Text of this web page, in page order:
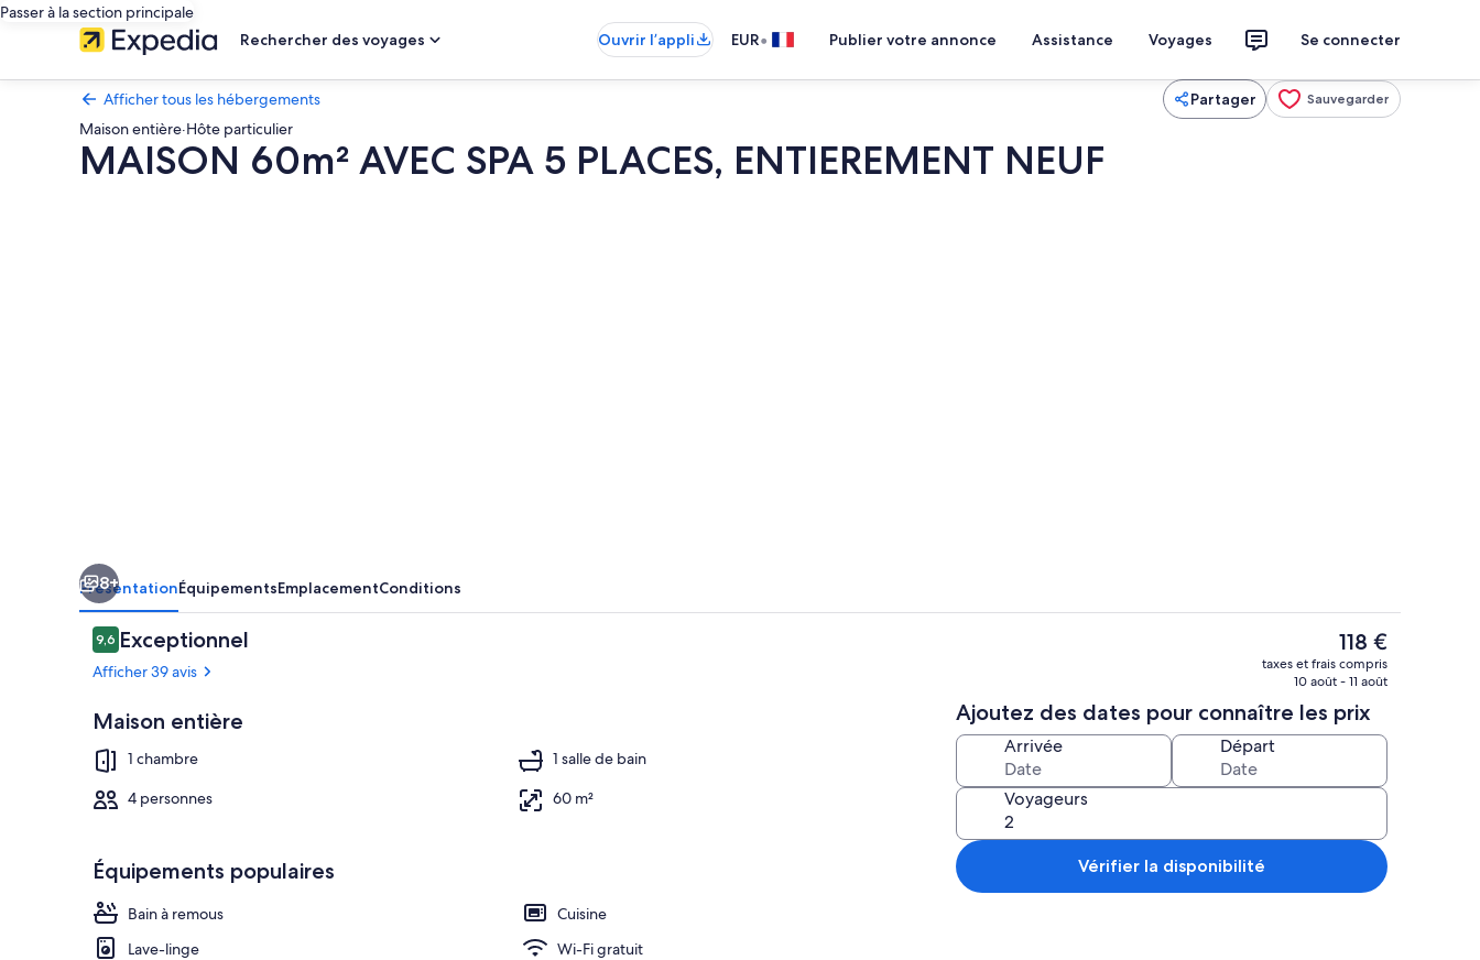
Passer à la section principale
Rechercher des voyages
Ouvrir l’appli EUR• Publier votre annonce Assistance Voyages Se connecter
Afficher tous les hébergements Partager Sauvegarder
Maison entière·Hôte particulier
MAISON 60m² AVEC SPA 5 PLACES, ENTIEREMENT NEUF
NEUF
Restauration extérieure
8+
PrésentationÉquipementsEmplacementConditions
Avis
voyageurs
9,69,6 sur 10
Exceptionnel
Afficher 39 avis
Maison entière
1 chambre
1 salle de bain
4 personnes
60 m²
Équipements populaires
Bain à remous
Cuisine
Lave-linge
Wi-Fi gratuit
Le
prix
actuel
de
118 €.
118 €
taxes et frais compris
10 août - 11 août
Ajoutez des dates pour connaître les prix
Arrivée Départ
Voyageurs
Vérifier la disponibilité